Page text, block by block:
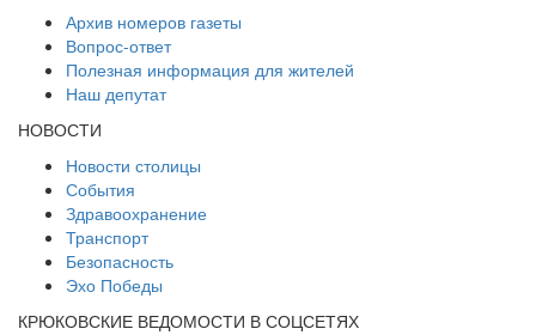
Архив номеров газеты
Вопрос-ответ
Полезная информация для жителей
Наш депутат
НОВОСТИ
Новости столицы
События
Здравоохранение
Транспорт
Безопасность
Эхо Победы
КРЮКОВСКИЕ ВЕДОМОСТИ В СОЦСЕТЯХ